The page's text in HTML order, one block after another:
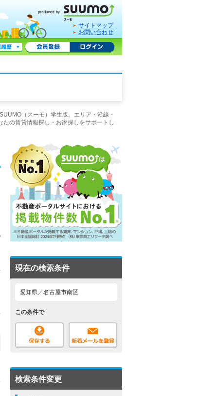
サイトマップ
お問い合わせ
（スーモ）学生版。エリア・沿線・
の賃貸情報探し・お家探しをサポートし
現在の検索条件
愛知県／名古屋市南区
この条件で
検索条件変更